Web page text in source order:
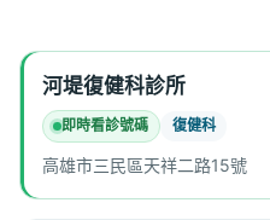
河堤復健科診所
即時看診號碼 復健科
高雄市三民區天祥二路15號